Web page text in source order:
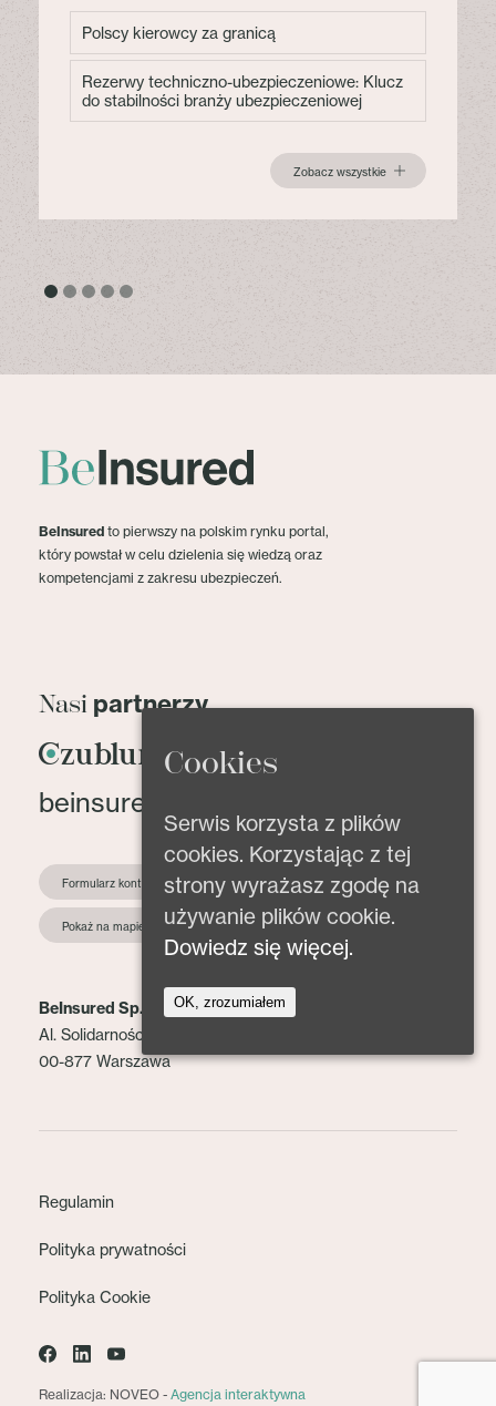
Polscy kierowcy za granicą
Rezerwy techniczno-ubezpieczeniowe: Klucz
do stabilności branży ubezpieczeniowej
Zobacz wszystkie
BeInsured to pierwszy na polskim rynku portal,
który powstał w celu dzielenia się wiedzą oraz
kompetencjami z zakresu ubezpieczeń.
Nasi partnerzy
beinsured@beinsured.pl
Formularz kontaktowy
Pokaż na mapie
BeInsured Sp. z o.o.
Al. Solidarności 153 lok. 2
00-877 Warszawa
Regulamin
Polityka prywatności
Polityka Cookie
Realizacja: NOVEO - Agencja interaktywna
Cookies
Serwis korzysta z plików
cookies. Korzystając z tej
strony wyrażasz zgodę na
używanie plików cookie.
Dowiedz się więcej.
OK, zrozumiałem